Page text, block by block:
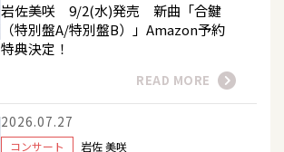
岩佐美咲 9/2(水)発売 新曲「合鍵
（特別盤A/特別盤B）」Amazon予約
特典決定！
READ MORE
2026.07.27
コンサート 岩佐 美咲